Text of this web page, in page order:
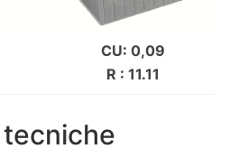
CU: 0,09
R : 11.11